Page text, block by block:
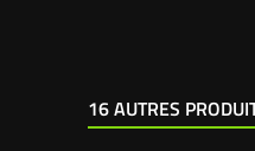
16 AUTRES